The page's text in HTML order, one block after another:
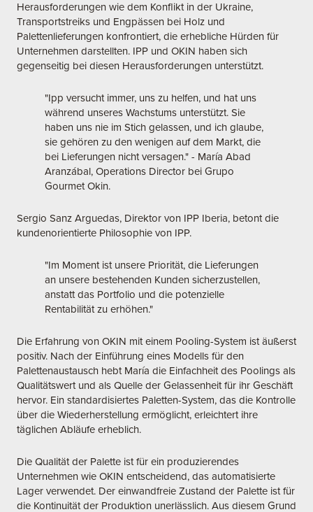
Herausforderungen wie dem Konflikt in der Ukraine,
Transportstreiks und Engpässen bei Holz und
Palettenlieferungen konfrontiert, die erhebliche Hürden für
Unternehmen darstellten. IPP und OKIN haben sich
gegenseitig bei diesen Herausforderungen unterstützt.
"Ipp versucht immer, uns zu helfen, und hat uns
während unseres Wachstums unterstützt. Sie
haben uns nie im Stich gelassen, und ich glaube,
sie gehören zu den wenigen auf dem Markt, die
bei Lieferungen nicht versagen." - María Abad
Aranzábal, Operations Director bei Grupo
Gourmet Okin.
Sergio Sanz Arguedas, Direktor von IPP Iberia, betont die
kundenorientierte Philosophie von IPP.
"Im Moment ist unsere Priorität, die Lieferungen
an unsere bestehenden Kunden sicherzustellen,
anstatt das Portfolio und die potenzielle
Rentabilität zu erhöhen."
Die Erfahrung von OKIN mit einem Pooling-System ist äußerst
positiv. Nach der Einführung eines Modells für den
Palettenaustausch hebt María die Einfachheit des Poolings als
Qualitätswert und als Quelle der Gelassenheit für ihr Geschäft
hervor. Ein standardisiertes Paletten-System, das die Kontrolle
über die Wiederherstellung ermöglicht, erleichtert ihre
täglichen Abläufe erheblich.
Die Qualität der Palette ist für ein produzierendes
Unternehmen wie OKIN entscheidend, das automatisierte
Lager verwendet. Der einwandfreie Zustand der Palette ist für
die Kontinuität der Produktion unerlässlich. Aus diesem Grund